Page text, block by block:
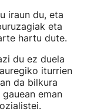
iraun du, eta
eta
hartu dute.
du ez duela
iturrien
da bilkura
eman